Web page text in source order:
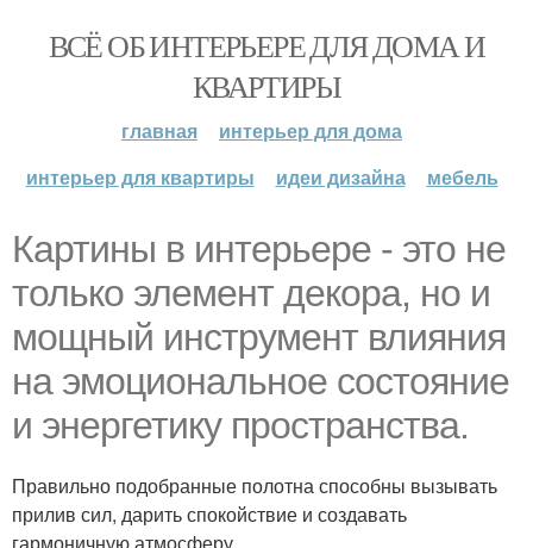
ВСЁ ОБ ИНТЕРЬЕРЕ ДЛЯ ДОМА И
КВАРТИРЫ
главная
интерьер для дома
интерьер для квартиры
идеи дизайна мебель
Картины в интерьере - это не
только элемент декора, но и
мощный инструмент влияния
на эмоциональное состояние
и энергетику пространства.
Правильно подобранные полотна способны вызывать
прилив сил, дарить спокойствие и создавать